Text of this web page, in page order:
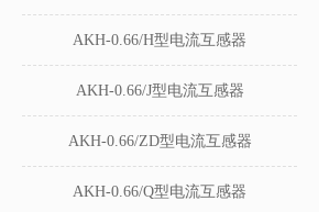
AKH-0.66/H型电流互感器
AKH-0.66/J型电流互感器
AKH-0.66/ZD型电流互感器
AKH-0.66/Q型电流互感器